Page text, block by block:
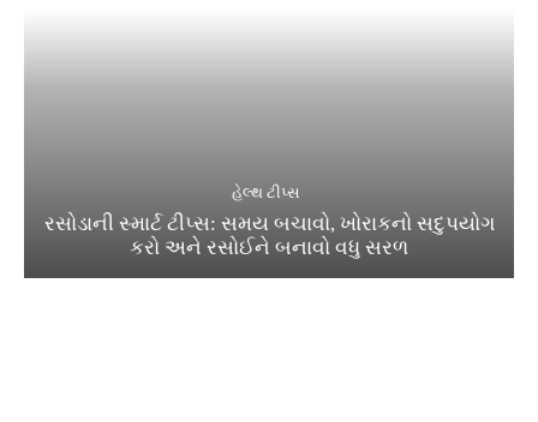
હેલ્થ ટીપ્સ
રસોડાની સ્માર્ટ ટીપ્સ: સમય બચાવો, ખોરાકનો સદુપયોગ
કરો અને રસોઈને બનાવો વધુ સરળ